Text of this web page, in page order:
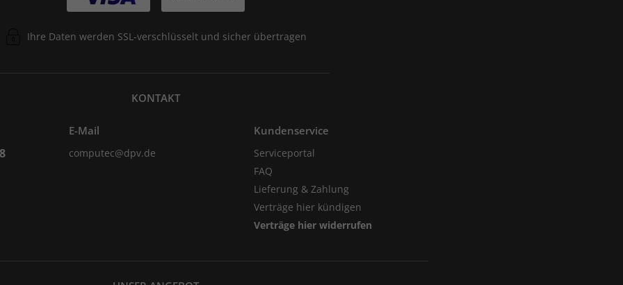
Ihre Daten werden SSL-verschlüsselt und sicher übertragen
KONTAKT
E-Mail
computec@dpv.de
Kundenservice
Serviceportal
FAQ
Lieferung & Zahlung
Verträge hier kündigen
Verträge hier widerrufen